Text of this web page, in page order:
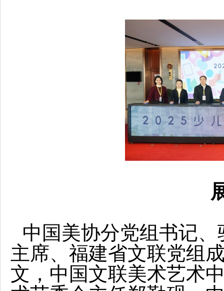
中国美协分党组书记
主席、福建省文联党组
文，中国文联美术艺术